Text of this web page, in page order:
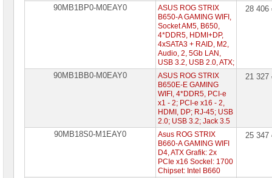
90MB1BP0-M0EAY0
ASUS ROG STRIX
B650-A GAMING WIFI,
Socket AM5, B650,
4*DDR5, HDMI+DP,
4xSATA3 + RAID, M2,
Audio, 2, 5Gb LAN,
USB 3.2, USB 2.0, ATX;
28
90MB1BB0-M0EAY0
ASUS ROG STRIX
B650E-E GAMING
WIFI, 4*DDR5, PCI-e
x1 - 2; PCI-e x16 - 2,
HDMI, DP; RJ-45; USB
2.0; USB 3.2; Jack 3.5
21
90MB18S0-M1EAY0
Asus ROG STRIX
B660-A GAMING WIFI
D4, ATX Grafik: 2x
PCIe x16 Sockel: 1700
Chipset: Intel B660
25